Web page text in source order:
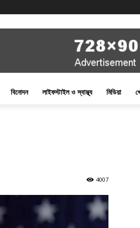
বিনোদন লাইফস্টাইল ও স্বাস্থ্য মিডিয়া
4007